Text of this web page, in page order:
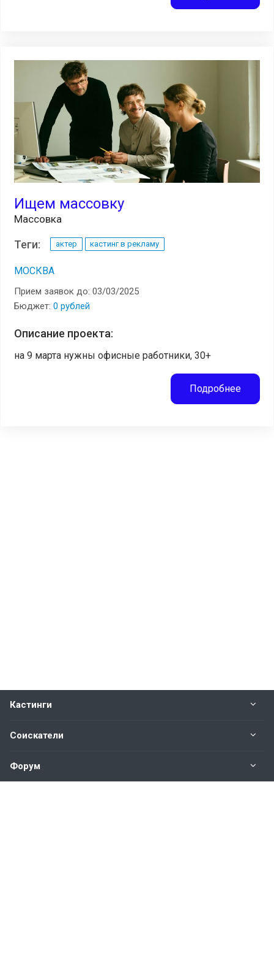
Ищем массовку
Массовка
Теги: актер кастинг в рекламу
МОСКВА
Прием заявок до: 03/03/2025
Бюджет: 0 рублей
Описание проекта:
на 9 марта нужны офисные работники, 30+
Подробнее
Кастинги
Соискатели
Форум